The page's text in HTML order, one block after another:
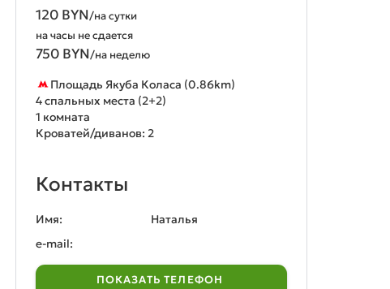
120 BYN/на сутки
на часы не сдается
750 BYN/на неделю
Площадь Якуба Коласа (0.86km)
4 спальных места (2+2)
1 комната
Кроватей/диванов: 2
Контакты
Имя:
Наталья
e-mail:
ПОКАЗАТЬ ТЕЛЕФОН